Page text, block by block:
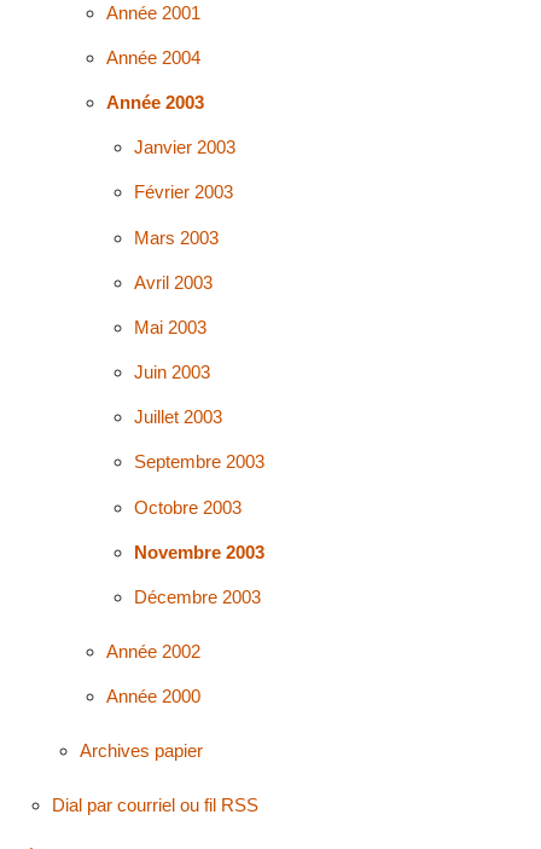
Année 2001
Année 2004
Année 2003
Janvier 2003
Février 2003
Mars 2003
Avril 2003
Mai 2003
Juin 2003
Juillet 2003
Septembre 2003
Octobre 2003
Novembre 2003
Décembre 2003
Année 2002
Année 2000
Archives papier
Dial par courriel ou fil RSS